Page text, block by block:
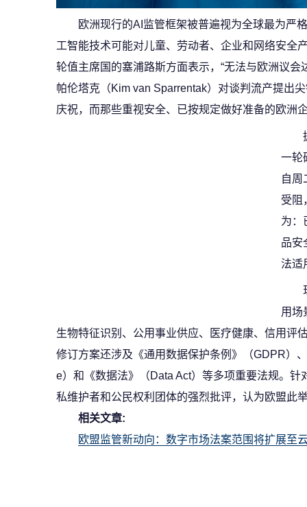
欧洲现行的AI监管框架被普遍视为全球最为严
工智能技术可能对儿童、劳动者、企业和网络安全
轮值主席国的塞浦路斯方面表示，“无法与欧洲议会
帕伦塔克（Kim van Sparrentak）对谈判流产提出
庆祝，而那些重视安全、已按规定做好准备的欧洲
一轮
自周
受阻
为：
品安
法适
用场
生物特征识别、公用事业供应、医疗健康、信用评
修订方案还涉及《通用数据保护条例》（GDPR）
e）和《数据法》（Data Act）等多项重要法规。
私维护者和公民权利团体的强烈批评，认为欧盟此
相关文章:
欧盟监管新动向：数字市场法案范围将扩展至